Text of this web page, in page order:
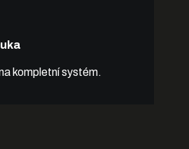
kompletní systém.